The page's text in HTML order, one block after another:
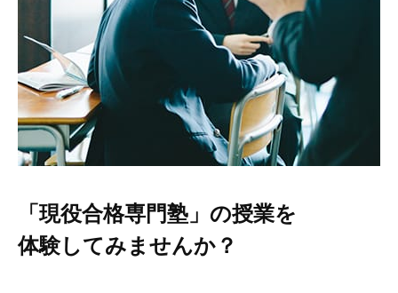
「現役合格専門塾」の授業を
体験してみませんか？